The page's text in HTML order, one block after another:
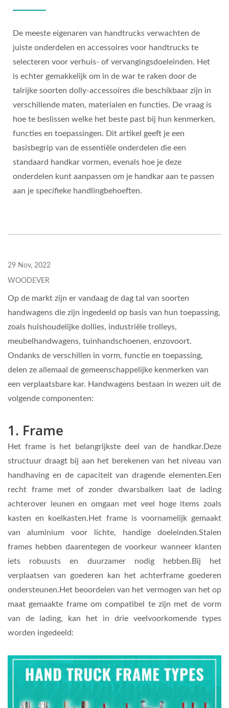
De meeste eigenaren van handtrucks verwachten de
juiste onderdelen en accessoires voor handtrucks te
selecteren voor verhuis- of vervangingsdoeleinden. Het
is echter gemakkelijk om in de war te raken door de
talrijke soorten dolly-accessoires die beschikbaar zijn in
verschillende maten, materialen en functies. De vraag is
hoe te beslissen welke het beste past bij hun kenmerken,
functies en toepassingen. Dit artikel geeft je een
basisbegrip van de essentiële onderdelen die een
standaard handkar vormen, evenals hoe je deze
onderdelen kunt aanpassen om je handkar aan te passen
aan je specifieke handlingbehoeften.
29 Nov, 2022
WOODEVER
Op de markt zijn er vandaag de dag tal van soorten
handwagens die zijn ingedeeld op basis van hun toepassing,
zoals huishoudelijke dollies, industriële trolleys,
meubelhandwagens, tuinhandschoenen, enzovoort.
Ondanks de verschillen in vorm, functie en toepassing,
delen ze allemaal de gemeenschappelijke kenmerken van
een verplaatsbare kar. Handwagens bestaan in wezen uit de
volgende componenten:
1. Frame
Het frame is het belangrijkste deel van de handkar.Deze
structuur draagt bij aan het berekenen van het niveau van
handhaving en de capaciteit van dragende elementen.Een
recht frame met of zonder dwarsbalken laat de lading
achterover leunen en omgaan met veel hoge items zoals
kasten en koelkasten.Het frame is voornamelijk gemaakt
van aluminium voor lichte, handige doeleinden.Stalen
frames hebben daarentegen de voorkeur wanneer klanten
iets robuusts en duurzamer nodig hebben.Bij het
verplaatsen van goederen kan het achterframe goederen
ondersteunen.Het beoordelen van het vermogen van het op
maat gemaakte frame om compatibel te zijn met de vorm
van de lading, kan het in drie veelvoorkomende types
worden ingedeeld: